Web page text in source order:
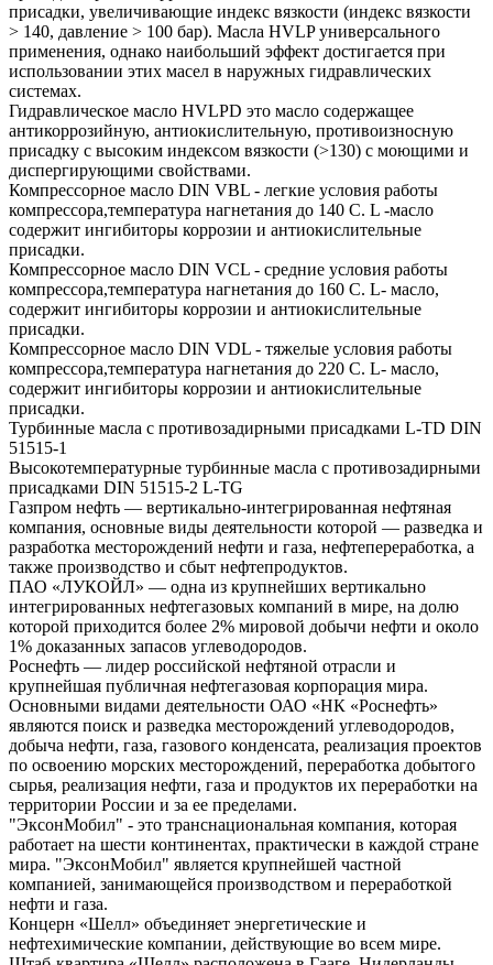
присадки, увеличивающие индекс вязкости (индекс вязкости
> 140, давление > 100 бар). Масла HVLP универсального
применения, однако наибольший эффект достигается при
использовании этих масел в наружных гидравлических
системах.
Гидравлическое масло HVLPD это масло содержащее
антикоррозийную, антиокислительную, противоизносную
присадку с высоким индексом вязкости (>130) с моющими и
диспергирующими свойствами.
Компрессорное масло DIN VBL - легкие условия работы
компрессора,температура нагнетания до 140 С. L -масло
содержит ингибиторы коррозии и антиокислительные
присадки.
Компрессорное масло DIN VCL - средние условия работы
компрессора,температура нагнетания до 160 С. L- масло,
содержит ингибиторы коррозии и антиокислительные
присадки.
Компрессорное масло DIN VDL - тяжелые условия работы
компрессора,температура нагнетания до 220 С. L- масло,
содержит ингибиторы коррозии и антиокислительные
присадки.
Турбинные масла с противозадирными присадками L-TD DIN
51515-1
Высокотемпературные турбинные масла с противозадирными
присадками DIN 51515-2 L-TG
Газпром нефть — вертикально-интегрированная нефтяная
компания, основные виды деятельности которой — разведка и
разработка месторождений нефти и газа, нефтепереработка, а
также производство и сбыт нефтепродуктов.
ПАО «ЛУКОЙЛ» — одна из крупнейших вертикально
интегрированных нефтегазовых компаний в мире, на долю
которой приходится более 2% мировой добычи нефти и около
1% доказанных запасов углеводородов.
Роснефть — лидер российской нефтяной отрасли и
крупнейшая публичная нефтегазовая корпорация мира.
Основными видами деятельности ОАО «НК «Роснефть»
являются поиск и разведка месторождений углеводородов,
добыча нефти, газа, газового конденсата, реализация проектов
по освоению морских месторождений, переработка добытого
сырья, реализация нефти, газа и продуктов их переработки на
территории России и за ее пределами.
"ЭксонМобил" - это транснациональная компания, которая
работает на шести континентах, практически в каждой стране
мира. "ЭксонМобил" является крупнейшей частной
компанией, занимающейся производством и переработкой
нефти и газа.
Концерн «Шелл» объединяет энергетические и
нефтехимические компании, действующие во всем мире.